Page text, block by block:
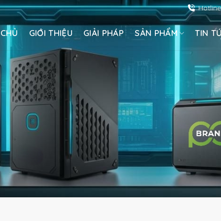
GIỚI THIỆU GIẢI PHÁP SẢN PHẨM TIN